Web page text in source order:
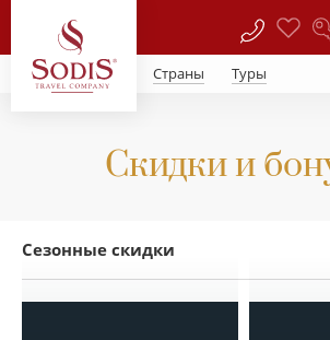
Страны Туры
Скидки и
Сезонные скидки